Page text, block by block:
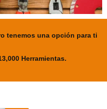
tenemos una opción para ti
Herramientas.